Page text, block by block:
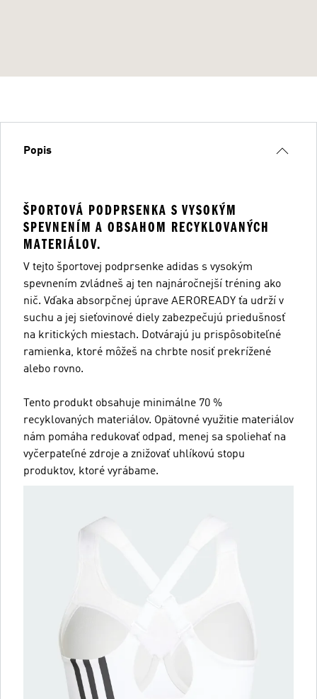
Popis
ŠPORTOVÁ PODPRSENKA S VYSOKÝM
SPEVNENÍM A OBSAHOM RECYKLOVANÝCH
MATERIÁLOV.
V tejto športovej podprsenke adidas s vysokým
spevnením zvládneš aj ten najnáročnejší tréning ako
nič. Vďaka absorpčnej úprave AEROREADY ťa udrží v
suchu a jej sieťovinové diely zabezpečujú priedušnosť
na kritických miestach. Dotvárajú ju prispôsobiteľné
ramienka, ktoré môžeš na chrbte nosiť prekrížené
alebo rovno.
Tento produkt obsahuje minimálne 70 %
recyklovaných materiálov. Opätovné využitie materiálov
nám pomáha redukovať odpad, menej sa spoliehať na
vyčerpateľné zdroje a znižovať uhlíkovú stopu
produktov, ktoré vyrábame.